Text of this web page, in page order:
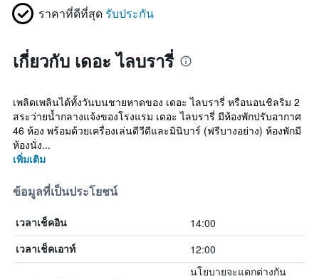
ราคาที่ดีที่สุด รับประกัน
เกี่ยวกับ เดอะ ไลบรารี่
เพลิดเพลินได้ทั้งวันบนชายหาดของ เดอะ ไลบรารี่ หรือนอนชิลริม 2
สระว่ายน้ำกลางแจ้งของโรงแรม เดอะ ไลบรารี่ มีห้องพักปรับอากาศ
46 ห้อง พร้อมด้วยเครื่องเล่นดีวีดีและมินิบาร์ (ฟรีบางอย่าง) ห้องพักมี
ห้องนั่ง...
เพิ่มเติม
ข้อมูลที่เป็นประโยชน์
เวลาเช็คอิน 14:00
เวลาเช็คเอาท์ 12:00
นโยบายจะแตกต่างกัน